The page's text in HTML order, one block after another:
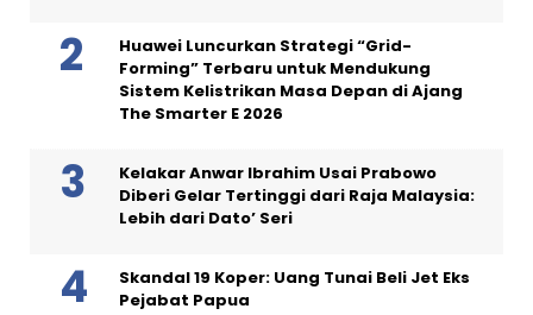
Huawei Luncurkan Strategi “Grid-
Forming” Terbaru untuk Mendukung
Sistem Kelistrikan Masa Depan di Ajang
The Smarter E 2026
Kelakar Anwar Ibrahim Usai Prabowo
Diberi Gelar Tertinggi dari Raja Malaysia:
Lebih dari Dato’ Seri
Skandal 19 Koper: Uang Tunai Beli Jet Eks
Pejabat Papua